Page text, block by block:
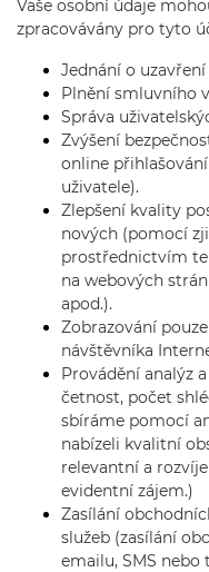
Vaše osobní údaje
zpracovávány pro tyto
Jednání o
Plnění smluvního
Správa
Zvýšení
online
uživatele).
Zlepšení kvality
nových (pomocí
prostřednictvím
na webových
apod.).
Zobrazování
návštěvníka
Provádění analýz
četnost, počet
sbíráme pomocí
nabízeli kvalitní
relevantní a
evidentní zájem.)
Zasílání
služeb (zasílání
emailu, SMS